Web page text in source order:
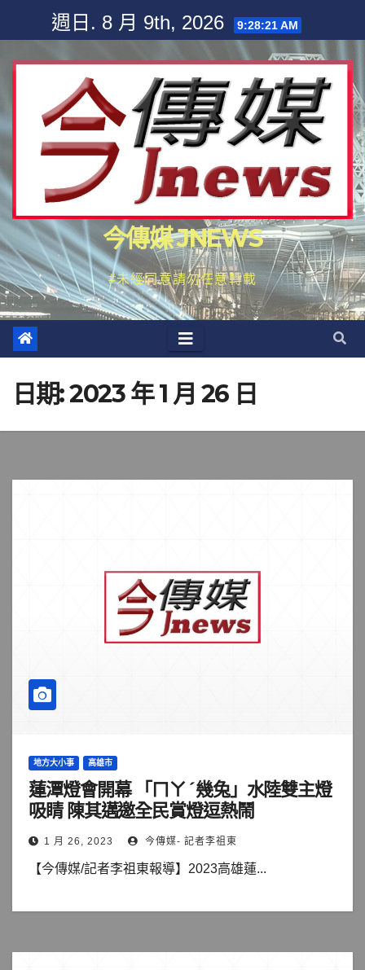
content
週日. 8 月 9th, 2026 9:28:22 AM
今傳媒 JNEWS
#未經同意請勿任意轉載
日期:2023 年 1 月 26 日
地方大小事 高雄市
蓮潭燈會開幕 「ㄇㄚˊ幾兔」水陸雙主燈
吸睛 陳其邁邀全民賞燈逗熱鬧
1 月 26, 2023 今傳媒- 記者李祖東
【今傳媒/記者李祖東報導】2023高雄蓮...